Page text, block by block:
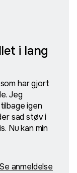
i lang
har gjort
Jeg
igen
sad støv i
Nu kan min
Se anmeldelse